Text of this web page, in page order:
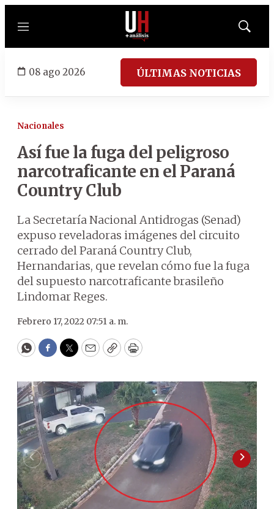
Menú
Mostrar
08 ago 2026 ÚLTIMAS NOTICIAS
Nacionales
Así fue la fuga del peligroso
narcotraficante en el Paraná
Country Club
La Secretaría Nacional Antidrogas (Senad)
expuso reveladoras imágenes del circuito
cerrado del Paraná Country Club,
Hernandarias, que revelan cómo fue la fuga
del supuesto narcotraficante brasileño
Lindomar Reges.
Febrero 17, 2022 07:51 a. m.
WhatsApp
Facebook
Twitter
EmailCopyPrint